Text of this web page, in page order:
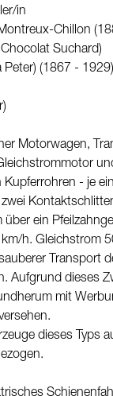
in
Chillon
Suchard)
Peter) (1867 - 1929)
Motorwagen,
- je
ein
h. Gleichstrom
Transport
Aufgrund dieses
mit
dieses Typs